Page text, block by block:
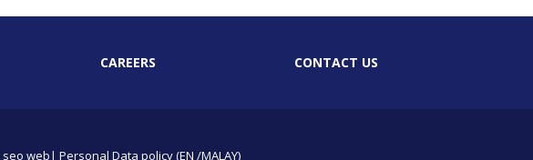
CAREERS CONTACT US
seo web| Personal Data policy (EN /MALAY)